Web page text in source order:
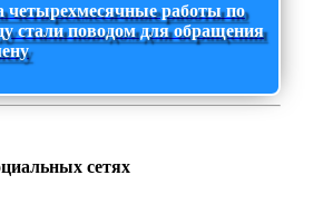
четырехмесячные работы по
стали поводом для обращения
сетях